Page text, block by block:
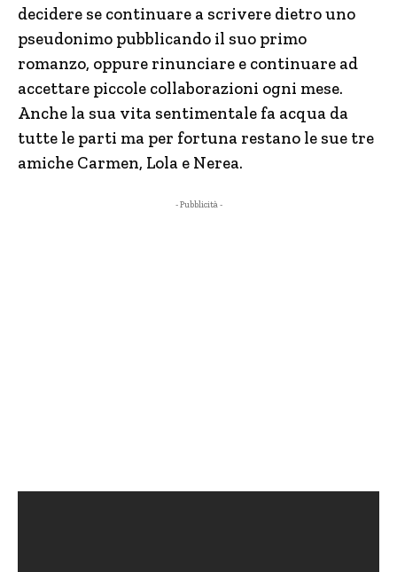
decidere se continuare a scrivere dietro uno
pseudonimo pubblicando il suo primo
romanzo, oppure rinunciare e continuare ad
accettare piccole collaborazioni ogni mese.
Anche la sua vita sentimentale fa acqua da
tutte le parti ma per fortuna restano le sue tre
amiche Carmen, Lola e Nerea.
- Pubblicità -